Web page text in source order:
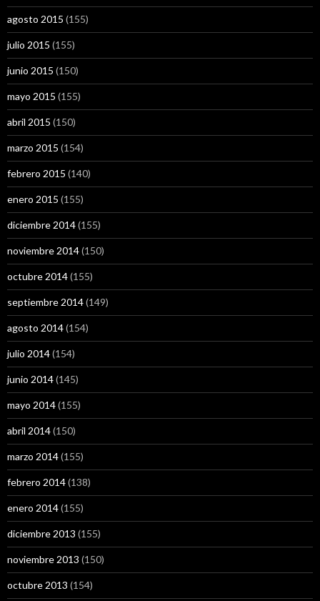
agosto 2015 (155)
julio 2015 (155)
junio 2015 (150)
mayo 2015 (155)
abril 2015 (150)
marzo 2015 (154)
febrero 2015 (140)
enero 2015 (155)
diciembre 2014(155)
noviembre 2014(150)
octubre 2014(155)
septiembre 2014(149)
agosto 2014(154)
julio 2014(154)
junio 2014(145)
mayo 2014(155)
abril 2014(150)
marzo 2014(155)
febrero 2014(138)
enero 2014(155)
diciembre 2013 (155)
noviembre 2013 (150)
octubre 2013 (154)